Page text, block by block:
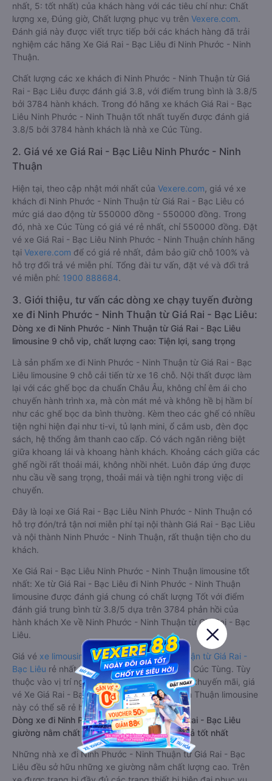
nhất, 5: tốt nhất) của khách hàng với các tiêu chí như: Chất
lượng xe, Đúng giờ, Chất lượng phục vụ trên Vexere.com.
Đánh giá này được viết trực tiếp bởi các khách hàng đã trải
nghiệm các hãng Xe Giá Rai - Bạc Liêu đi Ninh Phước - Ninh
Thuận.
Chất lượng các xe khách đi Ninh Phước - Ninh Thuận từ Giá
Rai - Bạc Liêu được đánh giá 3.8, với điểm trung bình là 3.8/5
bởi 3784 hành khách. Trong đó hãng xe khách Giá Rai - Bạc
Liêu Ninh Phước - Ninh Thuận tốt nhất tuyến được đánh giá
3.8/5 bởi 3784 hành khách là nhà xe Cúc Tùng.
2. Giá vé xe Giá Rai - Bạc Liêu Ninh Phước - Ninh
Thuận
Hiện tại, theo cập nhật mới nhất của Vexere.com , giá vé xe
khách đi Ninh Phước - Ninh Thuận từ Giá Rai - Bạc Liêu có
mức giá dao động từ 550000 đồng - 550000 đồng. Trong
đó, nhà xe Cúc Tùng có giá vé rẻ nhất, chỉ 550000 đồng. Đặt
vé xe Giá Rai - Bạc Liêu Ninh Phước - Ninh Thuận chính hãng
tại Vexere.com để có giá rẻ nhất, đảm bảo giữ chỗ 100% và
hỗ trợ đổi trả vé miễn phí. Tổng đài tư vấn, đặt vé và đổi trả
vé miễn phí: 1900 888684.
3. Giới thiệu, tư vấn các dòng xe chạy tuyến đường
xe đi Ninh Phước - Ninh Thuận từ Giá Rai - Bạc Liêu:
Dòng xe đi Ninh Phước - Ninh Thuận từ Giá Rai - Bạc Liêu
limousine 9 chỗ vip, chất lượng cao: Tiện lợi, sang trọng
Là sản phẩm xe đi Ninh Phước - Ninh Thuận từ Giá Rai - Bạc
Liêu limousine 9 chỗ cải tiến từ xe 16 chỗ. Nội thất được làm
lại với các ghế bọc da chuẩn Châu Âu, không chỉ êm ái cho
chuyến hành trình xa, mà còn mát mẻ và không hề bị hầm bí
như các ghế bọc da bình thường. Kèm theo các ghế có nhiều
tiện nghi hiện đại như ti-vi, tủ lạnh mini, ổ cắm usb, đèn đọc
sách, hệ thống âm thanh cao cấp. Có vách ngăn riêng biệt
giữa khoang lái và khoang hành khách. Khoảng cách giữa các
ghế ngồi rất thoải mái, không nhồi nhét. Luôn đáp ứng được
nhu cầu về sang trọng, thoải mái và tiện nghi trong việc di
chuyển.
Đây là loại xe Giá Rai - Bạc Liêu Ninh Phước - Ninh Thuận có
hỗ trợ đón/trả tận nơi miễn phí tại nội thành Giá Rai - Bạc Liêu
và nội thành Ninh Phước - Ninh Thuận, rất thuận tiện cho du
khách.
Xe Giá Rai - Bạc Liêu Ninh Phước - Ninh Thuận limousine tốt
nhất: Xe từ Giá Rai - Bạc Liêu đi Ninh Phước - Ninh Thuận
limousine được đánh giá chung có chất lượng Tốt với điểm
đánh giá trung bình từ 3.8/5 dựa trên 3784 phản hồi của
hành khách Xe về Ninh Phước - Ninh Thuận từ Giá Rai - Bạc
Liêu.
Giá vé xe limousine đi Ninh Phước - Ninh Thuận từ Giá Rai -
Bạc Liêu rẻ nhất là 550000VND của hãng xe Cúc Tùng. Tùy
thuộc vào vị trí ngồi của bạn và chương trình khuyến mãi, giá
vé Xe Giá Rai - Bạc Liêu đi Ninh Phước - Ninh Thuận limousine
này có thể sẽ rẻ hơn
Dòng xe đi Ninh Phước - Ninh Thuận từ Giá Rai - Bạc Liêu
giường nằm chất lượng cao: Thoải mái, giá cả tốt nhất
Những nhà xe đi Ninh Phước - Ninh Thuận từ Giá Rai - Bạc
Liêu đều sở hữu những xe giường nằm chất lượng cao. Trên